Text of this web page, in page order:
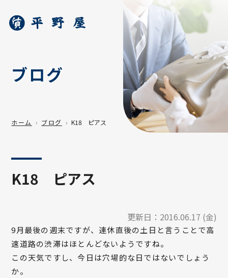
ブログ
ホーム ブログ K18 ピアス
K18 ピアス
更新日： 2016.06.17 (金)
9月最後の週末ですが、連休直後の土日と言うことで高
速道路の渋滞はほとんどないようですね。
この天気ですし、今日は穴場的な日ではないでしょう
か。